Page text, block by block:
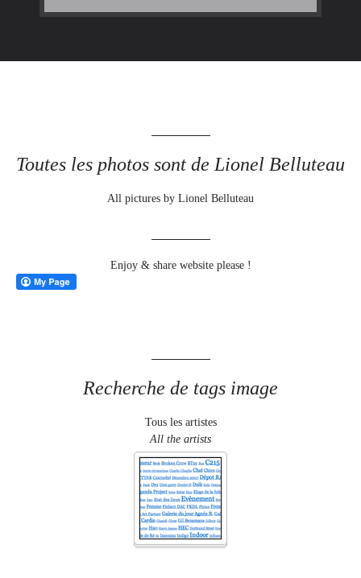
Toutes les photos sont de Lionel Belluteau
All pictures by Lionel Belluteau
Enjoy & share website please !
Recherche de tags image
Tous les artistes
All the artists